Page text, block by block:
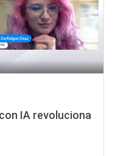
IA revoluciona